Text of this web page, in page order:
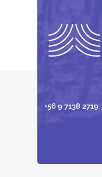
+56 9 7138 2719